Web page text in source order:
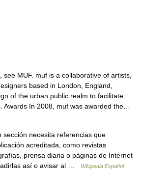
MUF. muf is a collaborative of artists,
based in London, England,
of the urban public realm to facilitate
Awards In 2008, muf was awarded the…
necesita referencias que
acreditada, como revistas
prensa diaria o páginas de Internet
así o avisar al …
Wikipedia Español